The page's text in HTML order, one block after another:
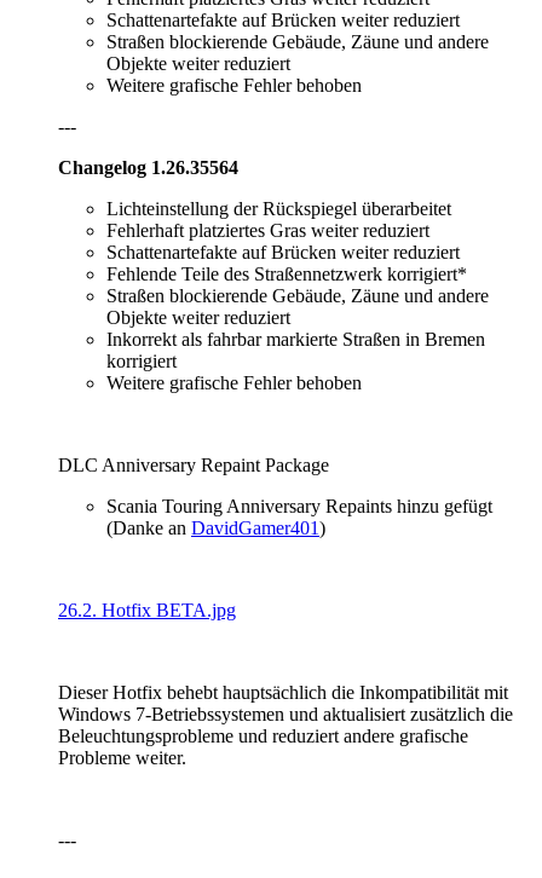
Schattenartefakte auf Brücken weiter reduziert
Straßen blockierende Gebäude, Zäune und andere
Objekte weiter reduziert
Weitere grafische Fehler behoben
---
Changelog 1.26.35564
Lichteinstellung der Rückspiegel überarbeitet
Fehlerhaft platziertes Gras weiter reduziert
Schattenartefakte auf Brücken weiter reduziert
Fehlende Teile des Straßennetzwerk korrigiert*
Straßen blockierende Gebäude, Zäune und andere
Objekte weiter reduziert
Inkorrekt als fahrbar markierte Straßen in Bremen
korrigiert
Weitere grafische Fehler behoben
DLC Anniversary Repaint Package
Scania Touring Anniversary Repaints hinzu gefügt
(Danke an DavidGamer401)
26.2. Hotfix BETA.jpg
Dieser Hotfix behebt hauptsächlich die Inkompatibilität mit
Windows 7-Betriebssystemen und aktualisiert zusätzlich die
Beleuchtungsprobleme und reduziert andere grafische
Probleme weiter.
---